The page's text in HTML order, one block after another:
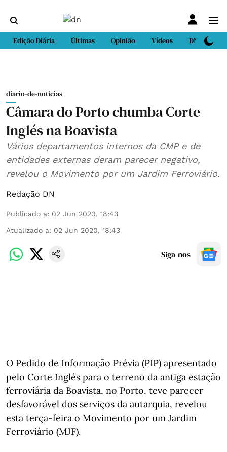
Edição Diária Últimas Opinião Vídeos DN Sport
diario-de-noticias
Câmara do Porto chumba Corte
Inglés na Boavista
Vários departamentos internos da CMP e de
entidades externas deram parecer negativo,
revelou o Movimento por um Jardim Ferroviário.
Redação DN
Publicado a: 02 Jun 2020, 18:43
Atualizado a: 02 Jun 2020, 18:43
Siga-nos
O Pedido de Informação Prévia (PIP) apresentado
pelo Corte Inglés para o terreno da antiga estação
ferroviária da Boavista, no Porto, teve parecer
desfavorável dos serviços da autarquia, revelou
esta terça-feira o Movimento por um Jardim
Ferroviário (MJF).